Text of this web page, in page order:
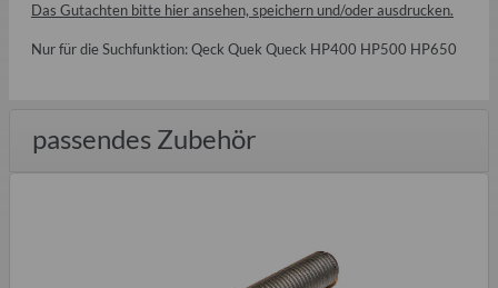
Das Gutachten bitte hieransehen, speichern und/oder ausdrucken.
Nur für die Suchfunktion: Qeck Quek Queck HP400 HP500 HP650
passendes Zubehör